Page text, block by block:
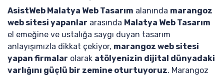
AsistWeb Malatya Web Tasarım alanında marangoz
web sitesi yapanlar arasında Malatya Web Tasarım
el emeğine ve ustalığa saygı duyan tasarım
anlayışımızla dikkat çekiyor, marangoz web sitesi
yapan firmalar olarak atölyenizin dijital dünyadaki
varlığını güçlü bir zemine oturtuyoruz. Marangoz